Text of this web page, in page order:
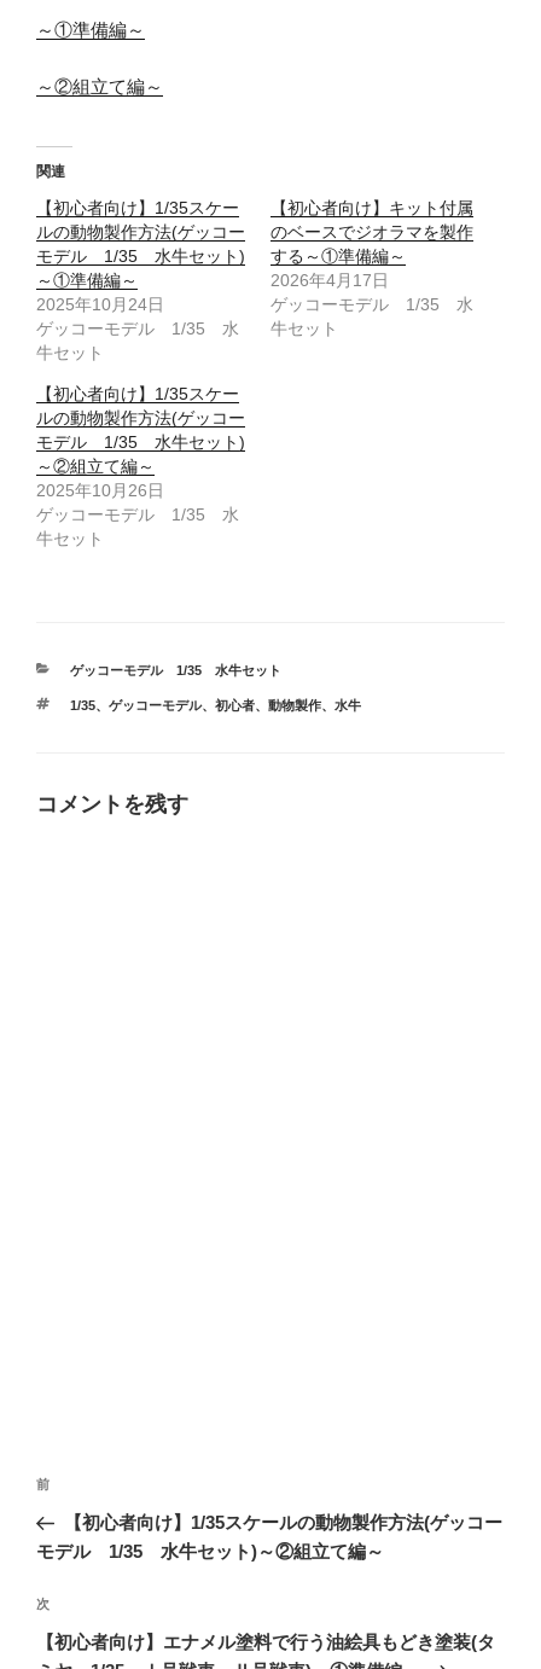
～①準備編～
～②組立て編～
関連
【初心者向け】1/35スケー
ルの動物製作方法(ゲッコー
モデル 1/35 水牛セット)
～①準備編～
2025年10月24日
ゲッコーモデル 1/35 水
牛セット
【初心者向け】キット付属
のベースでジオラマを製作
する～①準備編～
2026年4月17日
ゲッコーモデル 1/35 水
牛セット
【初心者向け】1/35スケー
ルの動物製作方法(ゲッコー
モデル 1/35 水牛セット)
～②組立て編～
2025年10月26日
ゲッコーモデル 1/35 水
牛セット
カ
ゴ
ゲッコーモデル 1/35 水牛セット
タ
1/35、 ゲッコーモデル、 初心者、 動物製作、 水牛
コメントを残す
投
ナ
ゲ
ー
前
の
投
前
【初心者向け】1/35スケールの動物製作方法(ゲッコー
モデル 1/35 水牛セット)～②組立て編～
次
の
投
次
【初心者向け】エナメル塗料で行う油絵具もどき塗装(タ